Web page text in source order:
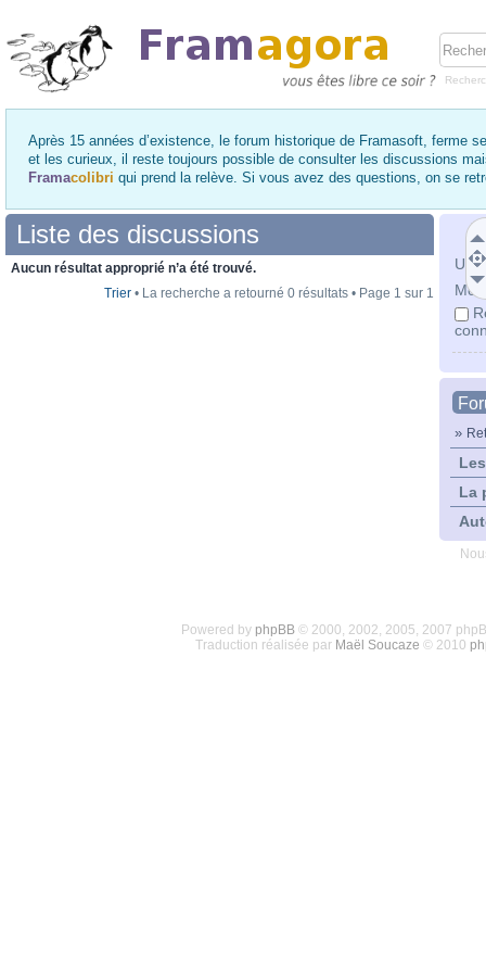
Après 15 années d’existence, le forum historique de Framasoft, ferme
et les curieux, il reste toujours possible de consulter les discussions
Framacolibri qui prend la relève. Si vous avez des questions, on se
Mot
»
La
Liste des discussions
Aucun résultat approprié n’a été trouvé.
Trier • La recherche a retourné 0 résultats • Page 1 sur 1
Powered by phpBB© 2000, 2002, 2005, 2007
Traduction réalisée par Maël Soucaze © 2010